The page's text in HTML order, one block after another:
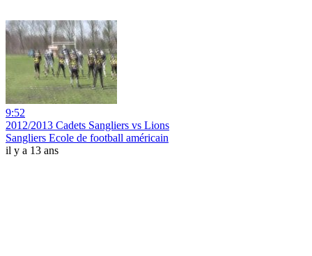
9:52
2012/2013 Cadets Sangliers vs Lions
Sangliers Ecole de football américain
il y a 13 ans